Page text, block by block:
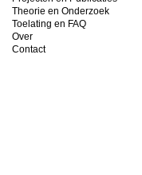
Theorie en Onderzoek
Toelating en FAQ
Over
Contact